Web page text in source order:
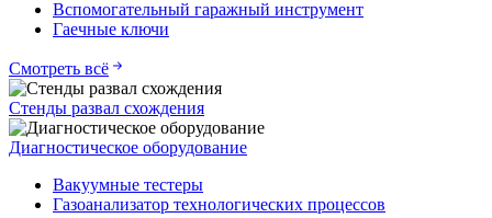
Вспомогательный гаражный инструмент
Гаечные ключи
Смотреть всё
Стенды развал схождения
Диагностическое оборудование
Вакуумные тестеры
Газоанализатор технологических процессов